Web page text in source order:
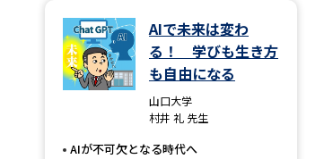
AIで未来は変わ
る！ 学びも生き方
も自由になる
山口大学
村井 礼 先生
AIが不可欠となる時代へ